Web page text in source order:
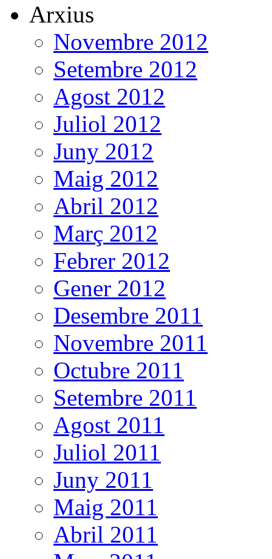
Arxius
Novembre 2012
Setembre 2012
Agost 2012
Juliol 2012
Juny 2012
Maig 2012
Abril 2012
Març 2012
Febrer 2012
Gener 2012
Desembre 2011
Novembre 2011
Octubre 2011
Setembre 2011
Agost 2011
Juliol 2011
Juny 2011
Maig 2011
Abril 2011